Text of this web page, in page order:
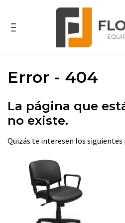
Error - 404
La página que
no existe.
Quizás te interesen los siguientes